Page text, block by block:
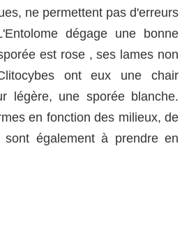
ne permettent pas d'erreurs
dégage une bonne
est rose , ses lames non
ont eux une chair
légère, une sporée blanche.
en fonction des milieux, de
sont également à prendre en